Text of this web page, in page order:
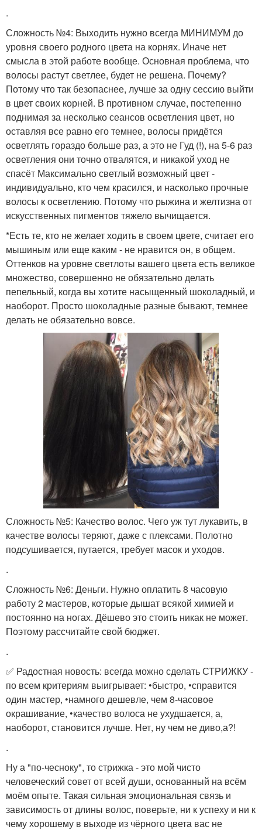
.
Сложность №4: Выходить нужно всегда МИНИМУМ до
уровня своего родного цвета на корнях. Иначе нет
смысла в этой работе вообще. Основная проблема, что
волосы растут светлее, будет не решена. Почему?
Потому что так безопаснее, лучше за одну сессию выйти
в цвет своих корней. В противном случае, постепенно
поднимая за несколько сеансов осветления цвет, но
оставляя все равно его темнее, волосы придётся
осветлять гораздо больше раз, а это не Гуд (!), на 5-6 раз
осветления они точно отвалятся, и никакой уход не
спасёт Максимально светлый возможный цвет -
индивидуально, кто чем красился, и насколько прочные
волосы к осветлению. Потому что рыжина и желтизна от
искусственных пигментов тяжело вычищается.
*Есть те, кто не желает ходить в своем цвете, считает его
мышиным или еще каким - не нравится он, в общем.
Оттенков на уровне светлоты вашего цвета есть великое
множество, совершенно не обязательно делать
пепельный, когда вы хотите насыщенный шоколадный, и
наоборот. Просто шоколадные разные бывают, темнее
делать не обязательно вовсе.
Сложность №5: Качество волос. Чего уж тут лукавить, в
качестве волосы теряют, даже с плексами. Полотно
подсушивается, путается, требует масок и уходов.
.
Сложность №6: Деньги. Нужно оплатить 8 часовую
работу 2 мастеров, которые дышат всякой химией и
постоянно на ногах. Дёшево это стоить никак не может.
Поэтому рассчитайте свой бюджет.
.
✅ Радостная новость: всегда можно сделать СТРИЖКУ -
по всем критериям выигрывает: •быстро, •справится
один мастер, •намного дешевле, чем 8-часовое
окрашивание, •качество волоса не ухудшается, а,
наоборот, становится лучше. Нет, ну чем не диво,а?!
.
Ну а "по-чесноку", то стрижка - это мой чисто
человеческий совет от всей души, основанный на всём
моём опыте. Такая сильная эмоциональная связь и
зависимость от длины волос, поверьте, ни к успеху и ни к
чему хорошему в выходе из чёрного цвета вас не